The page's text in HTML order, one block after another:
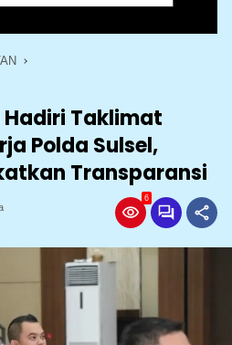
Taklimat
Polda Sulsel,
Transparansi
6